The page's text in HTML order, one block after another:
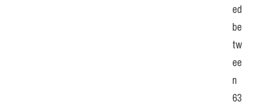
ed
be
tw
ee
n
63